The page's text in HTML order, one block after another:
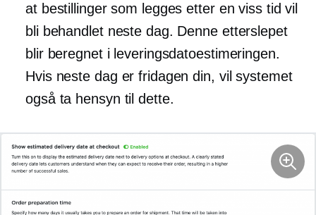
at bestillinger som legges etter en viss tid vil
bli behandlet neste dag. Denne etterslepet
blir beregnet i leveringsdatoestimeringen.
Hvis neste dag er fridagen din, vil systemet
også ta hensyn til dette.